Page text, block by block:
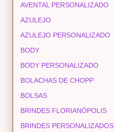
AVENTAL PERSONALIZADO
AZULEJO
AZULEJO PERSONALIZADO
BODY
BODY PERSONALIZADO
BOLACHAS DE CHOPP
BOLSAS
BRINDES FLORIANÓPOLIS
BRINDES PERSONALIZADOS